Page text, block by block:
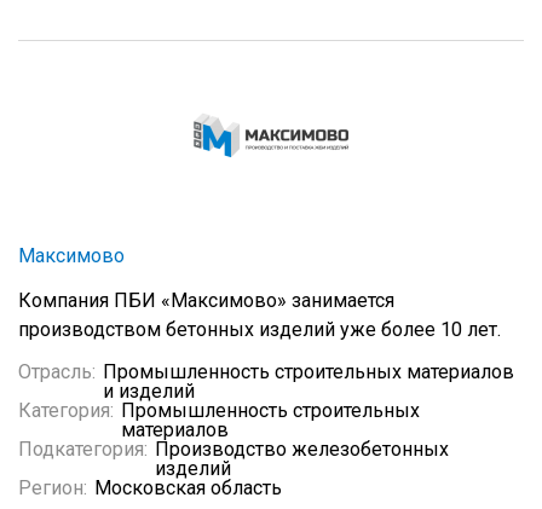
Максимово
Компания ПБИ «Максимово» занимается
производством бетонных изделий уже более 10 лет.
Отрасль: Промышленность строительных материалов
и изделий
Категория: Промышленность строительных
материалов
Подкатегория: Производство железобетонных
изделий
Регион: Московская область